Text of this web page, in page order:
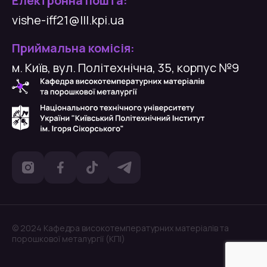
vishe-iff21@lll.kpi.ua
Приймальна комісія:
м. Київ, вул. Політехнічна, 35, корпус №9
© 2024 Кафедра високотемпературних матеріалів та
порошкової металургії (КПІ)